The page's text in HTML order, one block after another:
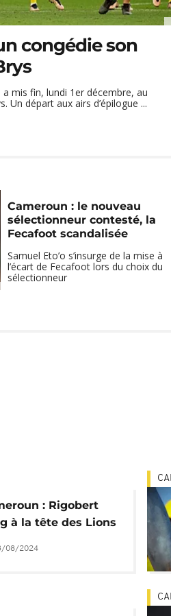
congédie son
mis fin, lundi 1er décembre, au
Un départ aux airs d’épilogue ...
Cameroun : le nouveau
sélectionneur contesté, la
Fecafoot scandalisée
Samuel Eto’o s’insurge de la mise à
l’écart de Fecafoot lors du choix du
sélectionneur
: Rigobert
à la tête des Lions
08/2024